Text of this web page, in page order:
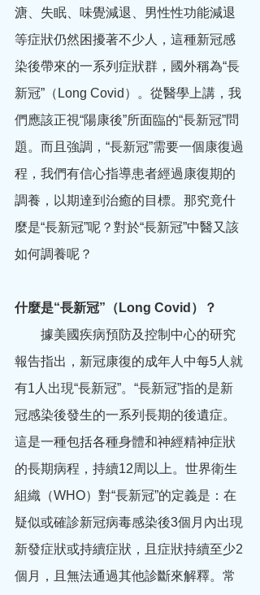
溏、失眠、味覺減退、男性性功能減退
等症狀仍然困擾著不少人，這種新冠感
染後帶來的一系列症狀群，國外稱為“長
新冠”（Long Covid）。從醫學上講，我
們應該正視“陽康後”所面臨的“長新冠”問
題。而且強調，“長新冠”需要一個康復過
程，我們有信心指導患者經過康復期的
調養，以期達到治癒的目標。那究竟什
麼是“長新冠”呢？對於“長新冠”中醫又該
如何調養呢？
什麼是“長新冠”（Long Covid）？
據美國疾病預防及控制中心的研究
報告指出，新冠康復的成年人中每5人就
有1人出現“長新冠”。“長新冠”指的是新
冠感染後發生的一系列長期的後遺症。
這是一種包括各種身體和神經精神症狀
的長期病程，持續12周以上。世界衛生
組織（WHO）對“長新冠”的定義是：在
疑似或確診新冠病毒感染後3個月內出現
新發症狀或持續症狀，且症狀持續至少2
個月，且無法通過其他診斷來解釋。常